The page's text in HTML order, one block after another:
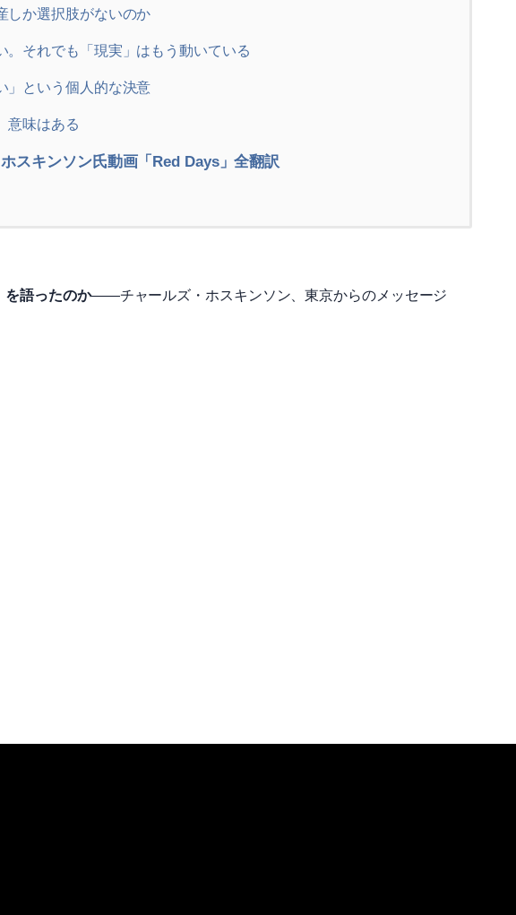
しか選択肢がないのか
。それでも「現実」はもう動いている
」という個人的な決意
意味はある
スキンソン氏動画「Red Days」全翻訳
を語ったのか――チャールズ・ホスキンソン、東京からのメッセージ